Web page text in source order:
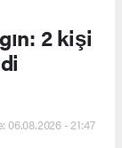
2 kişi
06.08.2026 - 21:47